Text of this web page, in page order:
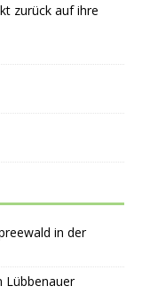
zurück auf ihre
in der
Lübbenauer